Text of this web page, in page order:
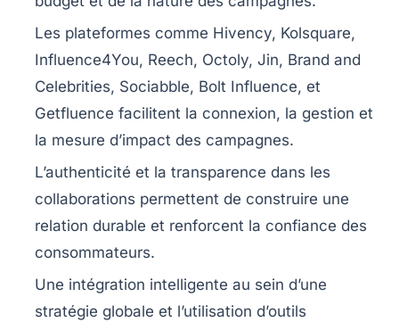
Les plateformes comme Hivency, Kolsquare,
Influence4You, Reech, Octoly, Jin, Brand and
Celebrities, Sociabble, Bolt Influence, et
Getfluence facilitent la connexion, la gestion et
la mesure d’impact des campagnes.
L’authenticité et la transparence dans les
collaborations permettent de construire une
relation durable et renforcent la confiance des
consommateurs.
Une intégration intelligente au sein d’une
stratégie globale et l’utilisation d’outils